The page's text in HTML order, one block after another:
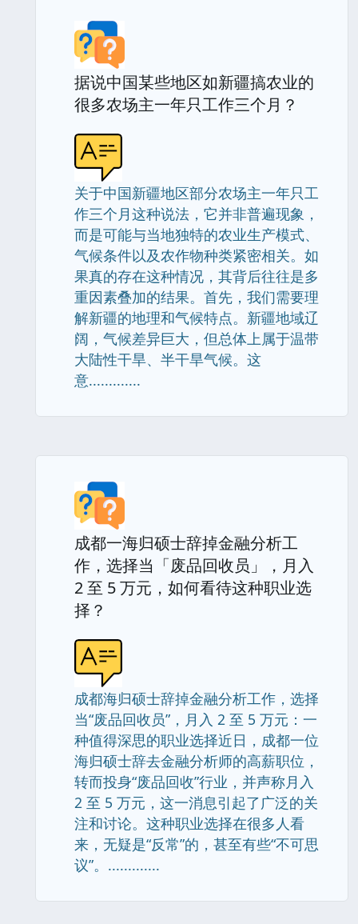
据说中国某些地区如新疆搞农业的
很多农场主一年只工作三个月？
关于中国新疆地区部分农场主一年只工
作三个月这种说法，它并非普遍现象，
而是可能与当地独特的农业生产模式、
气候条件以及农作物种类紧密相关。如
果真的存在这种情况，其背后往往是多
重因素叠加的结果。首先，我们需要理
解新疆的地理和气候特点。新疆地域辽
阔，气候差异巨大，但总体上属于温带
大陆性干旱、半干旱气候。这
意.............
成都一海归硕士辞掉金融分析工
作，选择当「废品回收员」，月入
2 至 5 万元，如何看待这种职业选
择？
成都海归硕士辞掉金融分析工作，选择
当“废品回收员”，月入 2 至 5 万元：一
种值得深思的职业选择近日，成都一位
海归硕士辞去金融分析师的高薪职位，
转而投身“废品回收”行业，并声称月入
2 至 5 万元，这一消息引起了广泛的关
注和讨论。这种职业选择在很多人看
来，无疑是“反常”的，甚至有些“不可思
议”。.............